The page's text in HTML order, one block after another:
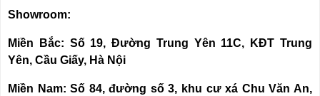
Showroom:
Miền Bắc: Số 19, Đường Trung Yên 11C, KĐT Trung
Yên, Cầu Giấy, Hà Nội
Miền Nam: Số 84, đường số 3, khu cư xá Chu Văn An,